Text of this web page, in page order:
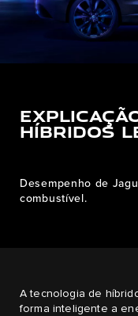
HÍBRIDOS
Desempenho de
combustível.
A tecnologia de
forma inteligente a